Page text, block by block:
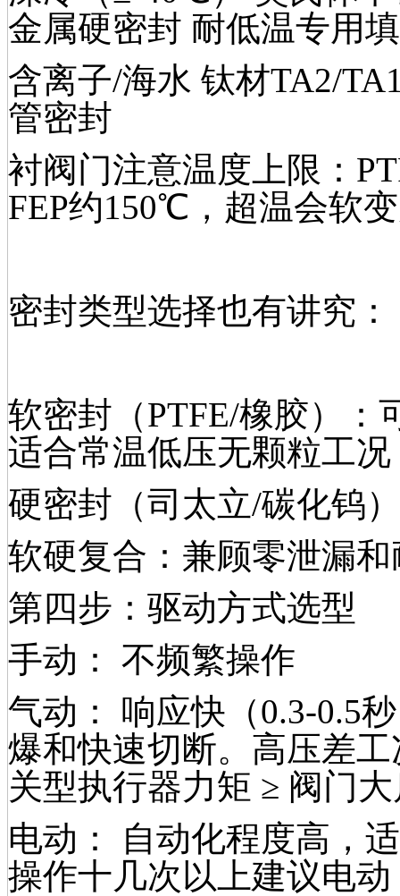
金属硬密封 耐低温专用
含离子/海水 钛材TA2/
管密封
衬阀门注意温度上限：
FEP约150℃，超温会软
密封类型选择也有讲究：
软密封（PTFE/橡胶）：
适合常温低压无颗粒工况
硬密封（司太立/碳化钨
软硬复合：兼顾零泄漏
第四步：驱动方式选型
手动： 不频繁操作
气动： 响应快（0.3-0.5
爆和快速切断。高压差
关型执行器力矩 ≥ 阀门
电动： 自动化程度高，
操作十几次以上建议电动